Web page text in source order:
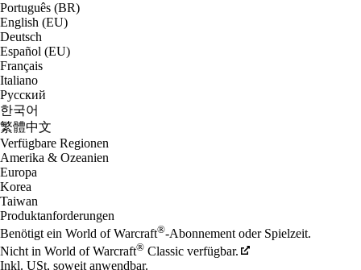
Português (BR)
English (EU)
Deutsch
Español (EU)
Français
Italiano
Русский
한국어
繁體中文
Verfügbare Regionen
Amerika & Ozeanien
Europa
Korea
Taiwan
Produktanforderungen
Benötigt ein World of Warcraft®-Abonnement oder Spielzeit.
Nicht in World of Warcraft® Classic verfügbar.
Inkl. USt, soweit anwendbar.